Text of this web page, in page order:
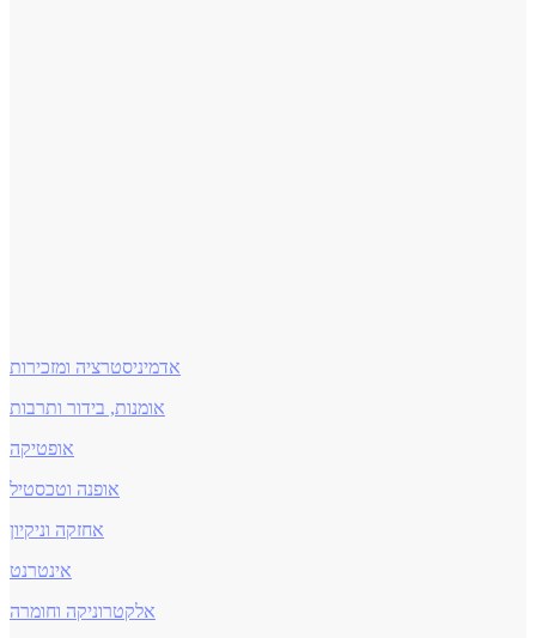
אדמיניסטרציה ומזכירות
אומנות, בידור ותרבות
אופטיקה
אופנה וטכסטיל
אחזקה וניקיון
אינטרנט
אלקטרוניקה וחומרה